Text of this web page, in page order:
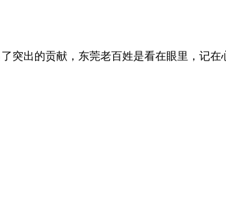
突出的贡献，东莞老百姓是看在眼里，记在